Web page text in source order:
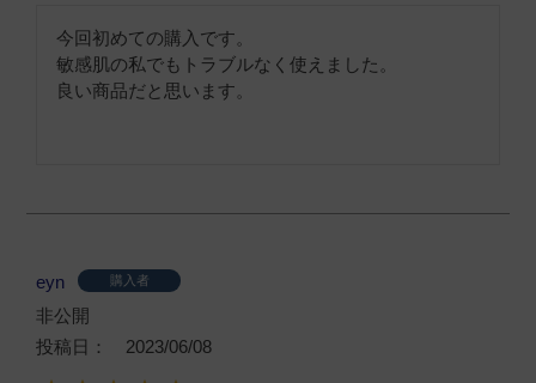
今回初めての購入です。
敏感肌の私でもトラブルなく使えました。
良い商品だと思います。
eyn 購入者
非公開
投稿日
2023/06/08